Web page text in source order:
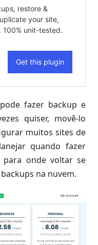
fazer backup e
quiser, movê-lo
muitos sites de
quando fazer
para onde voltar se
na nuvem.